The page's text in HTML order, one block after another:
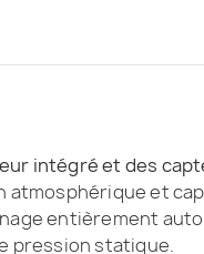
intégré et des
et
entièrement
pression statique.